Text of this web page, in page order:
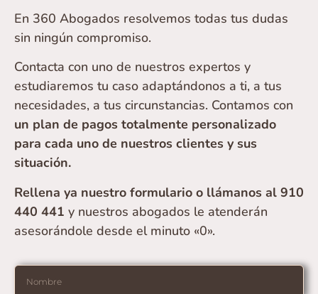
En 360 Abogados resolvemos todas tus dudas
sin ningún compromiso.
Contacta con uno de nuestros expertos y
estudiaremos tu caso adaptándonos a ti, a tus
necesidades, a tus circunstancias. Contamos con
un plan de pagos totalmente personalizado
para cada uno de nuestros clientes y sus
situación.
Rellena ya nuestro formulario o llámanos al 910
440 441 y nuestros abogados le atenderán
asesorándole desde el minuto «0».